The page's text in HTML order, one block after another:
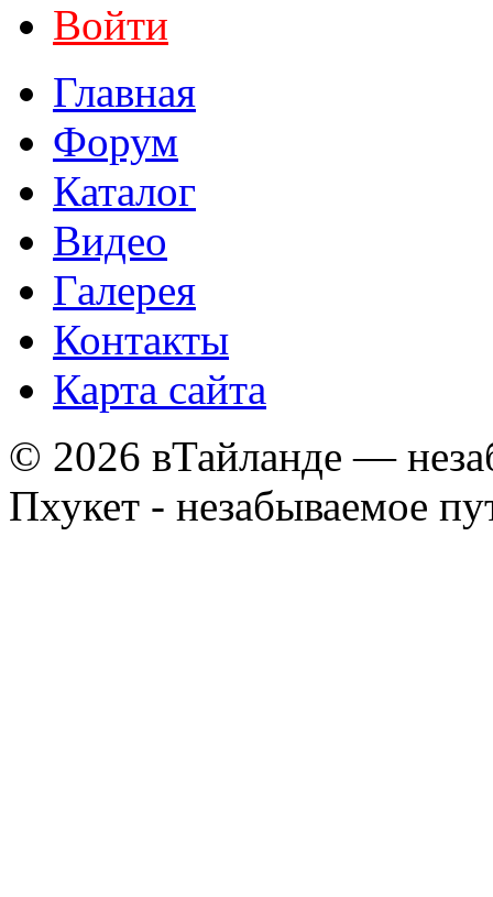
Войти
Главная
Форум
Каталог
Видео
Галерея
Контакты
Карта сайта
© 2026 вТайланде —
Пхукет - незабываемое